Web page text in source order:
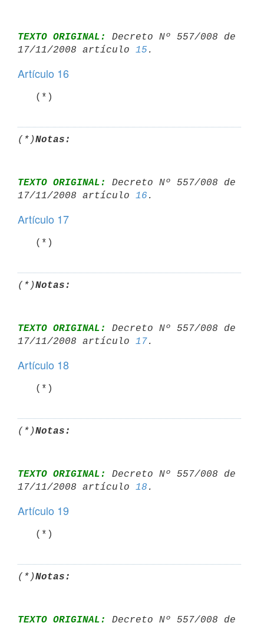
TEXTO ORIGINAL:
Decreto Nº 557/008 de
17/11/2008 artículo 15
Artículo 16
   (*)
(*)Notas:
TEXTO ORIGINAL:
Decreto Nº 557/008 de
17/11/2008 artículo 16
Artículo 17
   (*)
(*)Notas:
TEXTO ORIGINAL:
Decreto Nº 557/008 de
17/11/2008 artículo 17
Artículo 18
   (*)
(*)Notas:
TEXTO ORIGINAL:
Decreto Nº 557/008 de
17/11/2008 artículo 18
Artículo 19
   (*)
(*)Notas:
TEXTO ORIGINAL:
Decreto Nº 557/008 de